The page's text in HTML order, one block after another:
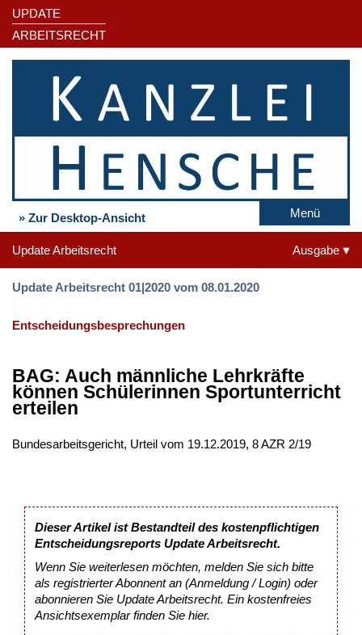
UPDATE
ARBEITSRECHT
» Zur Desktop-Ansicht Menü
Update Arbeitsrecht Ausgabe
Update Arbeitsrecht 01|2020 vom 08.01.2020
Entscheidungsbesprechungen
BAG: Auch männliche Lehrkräfte
können Schülerinnen Sportunterricht
erteilen
Bundesarbeitsgericht, Urteil vom 19.12.2019, 8 AZR 2/19
Dieser Artikel ist Bestandteil des kostenpflichtigen
Entscheidungsreports Update Arbeitsrecht.
Wenn Sie weiterlesen möchten, melden Sie sich bitte
als registrierter Abonnent an (Anmeldung / Login) oder
abonnieren Sie Update Arbeitsrecht. Ein kostenfreies
Ansichtsexemplar finden Sie hier.